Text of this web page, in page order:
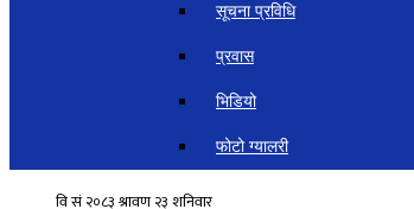
सूचना प्रविधि
प्रवास
भिडियो
फोटो ग्यालरी